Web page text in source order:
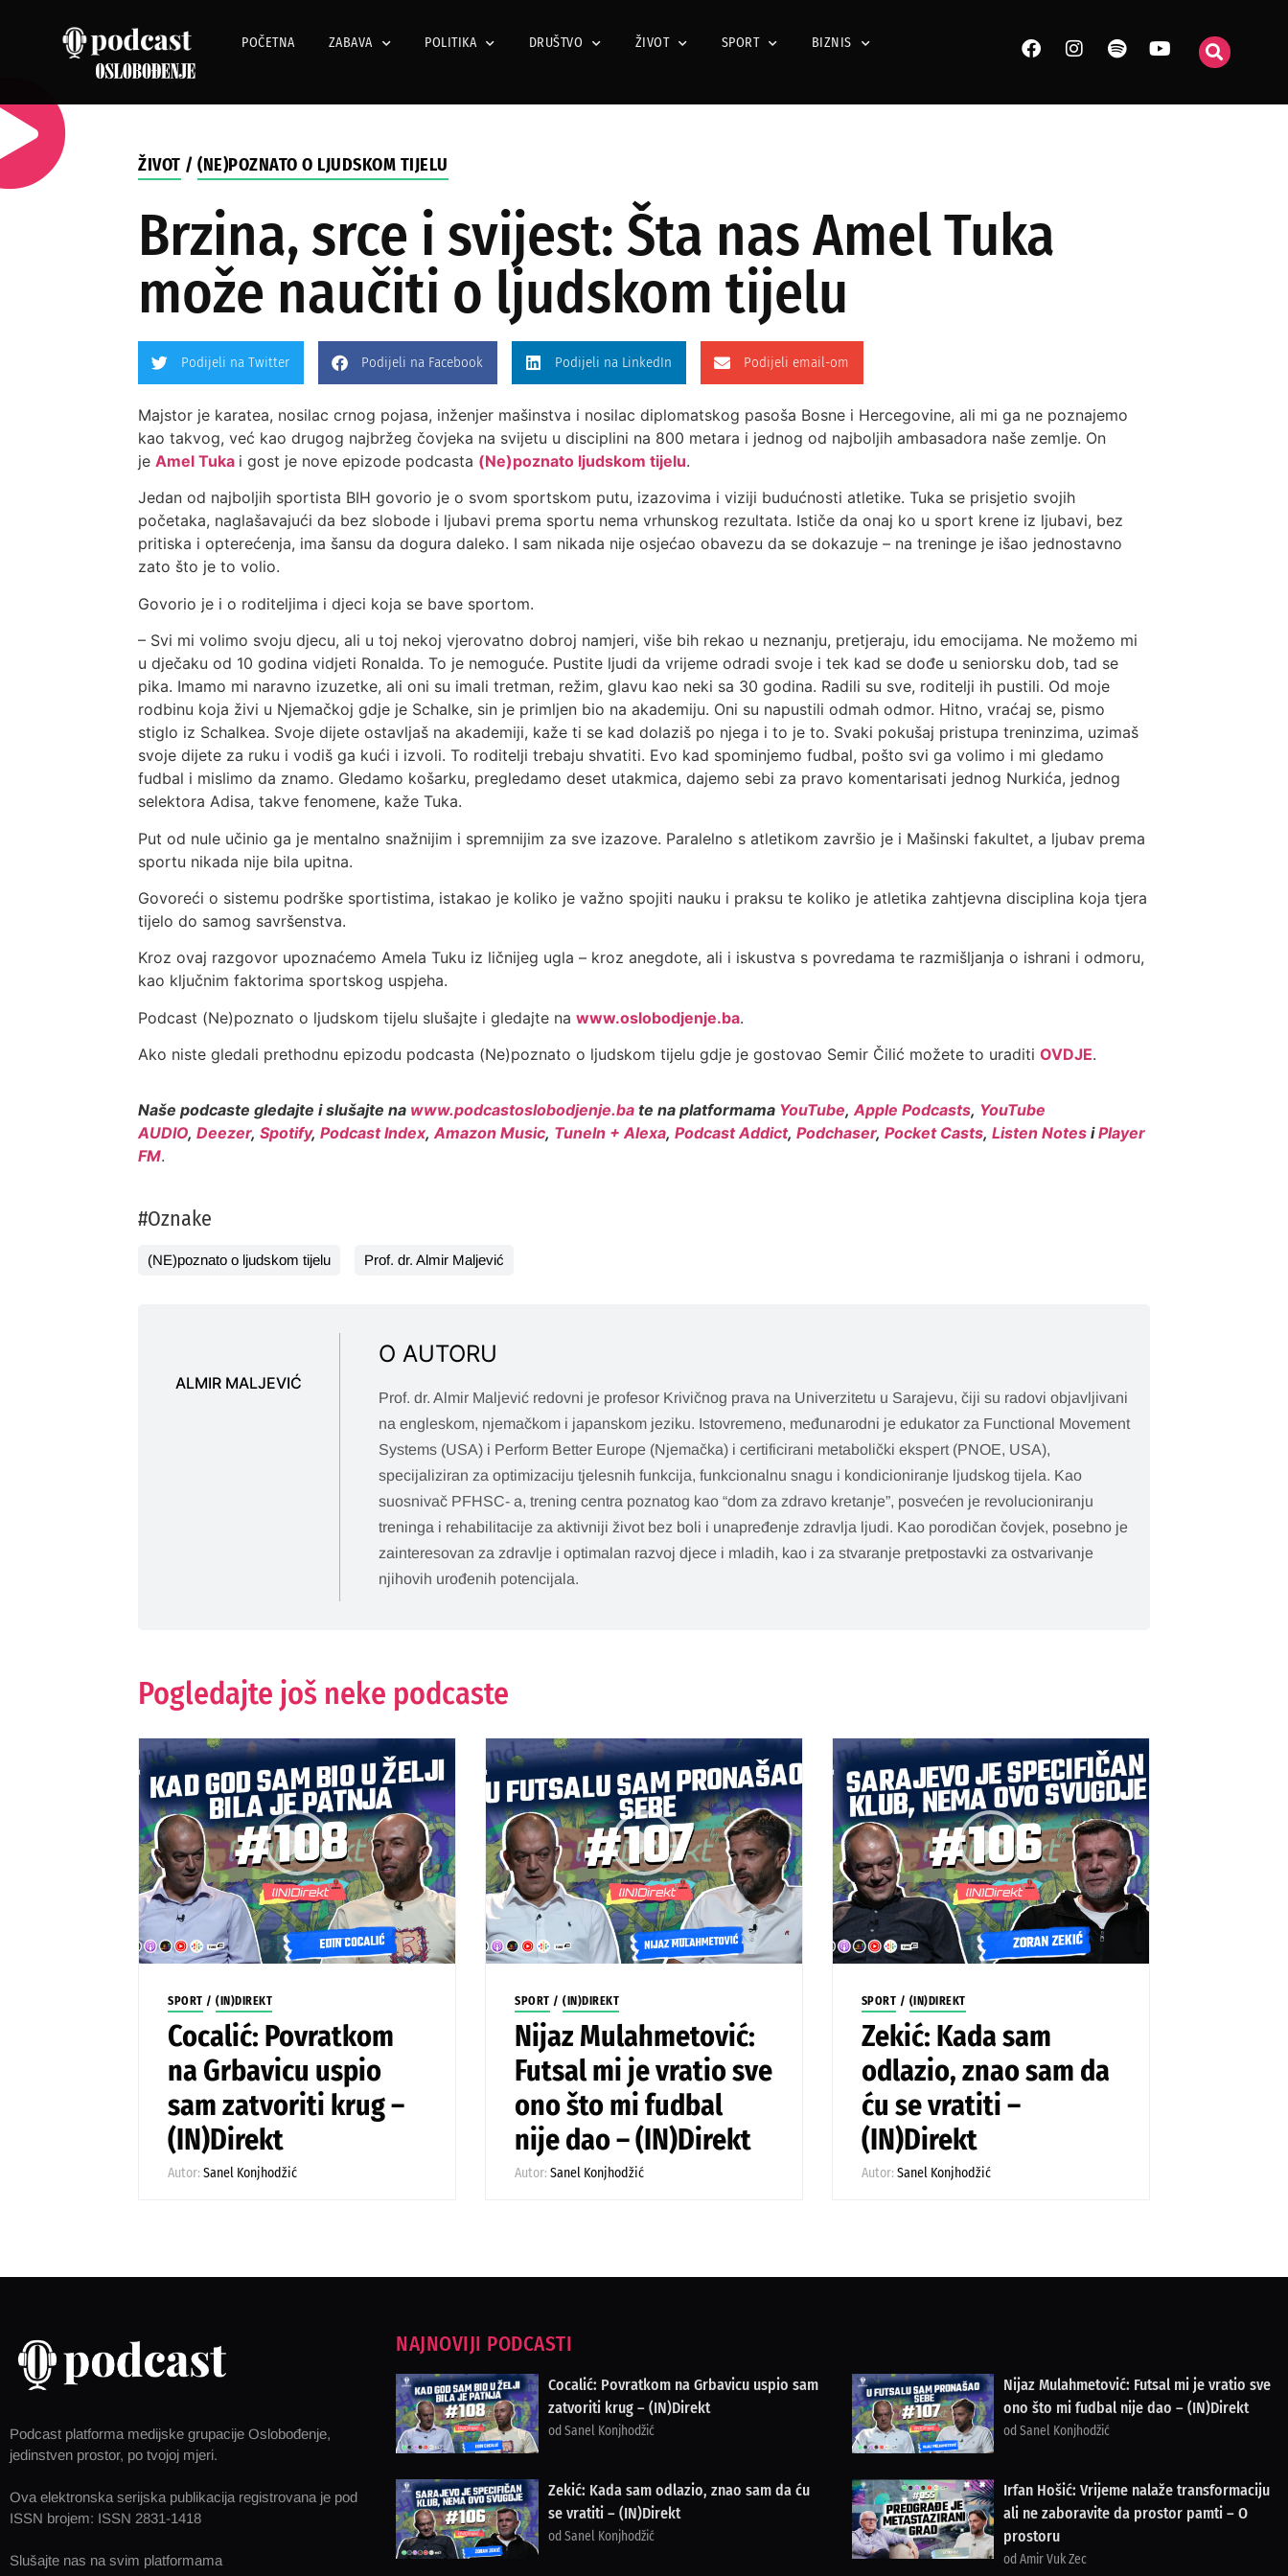
POČETNA ZABAVA POLITIKA DRUŠTVO ŽIVOT SPORT BIZNIS
ŽIVOT /(NE)POZNATO O LJUDSKOM TIJELU
Brzina, srce i svijest: Šta nas Amel Tuka
može naučiti o ljudskom tijelu
Podijeli na Twitter Podijeli na Facebook Podijeli na LinkedIn Podijeli email-om
Majstor je karatea, nosilac crnog pojasa, inženjer mašinstva i nosilac diplomatskog pasoša Bosne i Hercegovine, ali mi ga ne poznajemo
kao takvog, već kao drugog najbržeg čovjeka na svijetu u disciplini na 800 metara i jednog od najboljih ambasadora naše zemlje. On
jeAmel Tuka i gost je nove epizode podcasta (Ne)poznato ljudskom tijelu.
Jedan od najboljih sportista BIH govorio je o svom sportskom putu, izazovima i viziji budućnosti atletike. Tuka se prisjetio svojih
početaka, naglašavajući da bez slobode i ljubavi prema sportu nema vrhunskog rezultata. Ističe da onaj ko u sport krene iz ljubavi, bez
pritiska i opterećenja, ima šansu da dogura daleko. I sam nikada nije osjećao obavezu da se dokazuje – na treninge je išao jednostavno
zato što je to volio.
Govorio je i o roditeljima i djeci koja se bave sportom.
– Svi mi volimo svoju djecu, ali u toj nekoj vjerovatno dobroj namjeri, više bih rekao u neznanju, pretjeraju, idu emocijama. Ne možemo mi
u dječaku od 10 godina vidjeti Ronalda. To je nemoguće. Pustite ljudi da vrijeme odradi svoje i tek kad se dođe u seniorsku dob, tad se
pika. Imamo mi naravno izuzetke, ali oni su imali tretman, režim, glavu kao neki sa 30 godina. Radili su sve, roditelji ih pustili. Od moje
rodbinu koja živi u Njemačkoj gdje je Schalke, sin je primljen bio na akademiju. Oni su napustili odmah odmor. Hitno, vraćaj se, pismo
stiglo iz Schalkea. Svoje dijete ostavljaš na akademiji, kaže ti se kad dolaziš po njega i to je to. Svaki pokušaj pristupa treninzima, uzimaš
svoje dijete za ruku i vodiš ga kući i izvoli. To roditelji trebaju shvatiti. Evo kad spominjemo fudbal, pošto svi ga volimo i mi gledamo
fudbal i mislimo da znamo. Gledamo košarku, pregledamo deset utakmica, dajemo sebi za pravo komentarisati jednog Nurkića, jednog
selektora Adisa, takve fenomene, kaže Tuka.
Put od nule učinio ga je mentalno snažnijim i spremnijim za sve izazove. Paralelno s atletikom završio je i Mašinski fakultet, a ljubav prema
sportu nikada nije bila upitna.
Govoreći o sistemu podrške sportistima, istakao je koliko je važno spojiti nauku i praksu te koliko je atletika zahtjevna disciplina koja tjera
tijelo do samog savršenstva.
Kroz ovaj razgovor upoznaćemo Amela Tuku iz ličnijeg ugla – kroz anegdote, ali i iskustva s povredama te razmišljanja o ishrani i odmoru,
kao ključnim faktorima sportskog uspjeha.
Podcast (Ne)poznato o ljudskom tijelu slušajte i gledajte nawww.oslobodjenje.ba.
Ako niste gledali prethodnu epizodu podcasta (Ne)poznato o ljudskom tijelu gdje je gostovao Semir Čilić možete to uraditiOVDJE.
Naše podcaste gledajte i slušajte na www.podcastoslobodjenje.bate na platformama YouTube,Apple Podcasts, YouTube
AUDIO,Deezer,Spotify,Podcast Index,Amazon Music, TuneIn + Alexa,Podcast Addict,Podchaser,Pocket Casts,Listen Notes iPlayer
FM.
#Oznake
(NE)poznato o ljudskom tijelu Prof. dr. Almir Maljević
ALMIR MALJEVIĆ
O AUTORU
Prof. dr. Almir Maljević redovni je profesor Krivičnog prava na Univerzitetu u Sarajevu, čiji su radovi objavljivani
na engleskom, njemačkom i japanskom jeziku. Istovremeno, međunarodni je edukator za Functional Movement
Systems (USA) i Perform Better Europe (Njemačka) i certificirani metabolički ekspert (PNOE, USA),
specijaliziran za optimizaciju tjelesnih funkcija, funkcionalnu snagu i kondicioniranje ljudskog tijela. Kao
suosnivač PFHSC- a, trening centra poznatog kao “dom za zdravo kretanje”, posvećen je revolucioniranju
treninga i rehabilitacije za aktivniji život bez boli i unapređenje zdravlja ljudi. Kao porodičan čovjek, posebno je
zainteresovan za zdravlje i optimalan razvoj djece i mladih, kao i za stvaranje pretpostavki za ostvarivanje
njihovih urođenih potencijala.
Pogledajte još neke podcaste
SPORT /(IN)DIREKT
Cocalić: Povratkom
na Grbavicu uspio
sam zatvoriti krug –
(IN)Direkt
Autor:Sanel Konjhodžić
SPORT /(IN)DIREKT
Nijaz Mulahmetović:
Futsal mi je vratio sve
ono što mi fudbal
nije dao – (IN)Direkt
Autor:Sanel Konjhodžić
SPORT / (IN)DIREKT
Zekić: Kada sam
odlazio, znao sam da
ću se vratiti –
(IN)Direkt
Autor: Sanel Konjhodžić
Podcast platforma medijske grupacije Oslobođenje,
jedinstven prostor, po tvojoj mjeri.
Ova elektronska serijska publikacija registrovana je pod
ISSN brojem: ISSN 2831-1418
Slušajte nas na svim platformama
NAJNOVIJI PODCASTI
Cocalić: Povratkom na Grbavicu uspio sam
zatvoriti krug – (IN)Direkt
od Sanel Konjhodžić
Nijaz Mulahmetović: Futsal mi je vratio sve
ono što mi fudbal nije dao – (IN)Direkt
od Sanel Konjhodžić
Zekić: Kada sam odlazio, znao sam da ću
se vratiti – (IN)Direkt
od Sanel Konjhodžić
Irfan Hošić: Vrijeme nalaže transformaciju
ali ne zaboravite da prostor pamti – O
prostoru
od Amir Vuk Zec